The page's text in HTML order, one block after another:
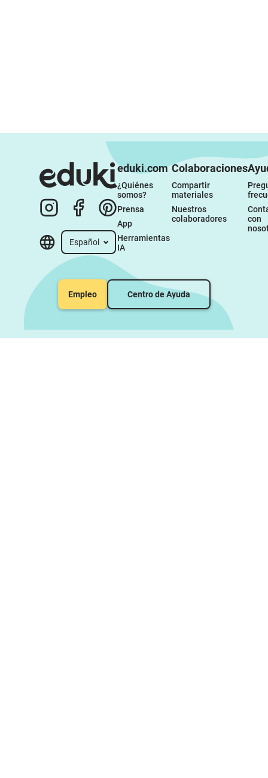
Español
eduki.com
¿Quiénes
somos?
Prensa
App
Herramientas
IA
Colaboraciones
Compartir
materiales
Nuestros
colaboradores
con
Empleo Centro de Ayuda